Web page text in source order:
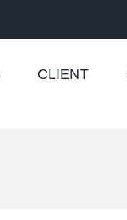
CLIENT